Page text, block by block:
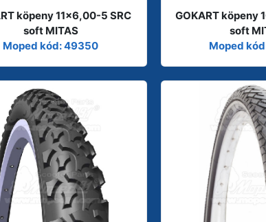
köpeny 11x6,00-5 SRC
soft MITAS
Moped kód: 49350
GOKART köpeny
soft
Moped